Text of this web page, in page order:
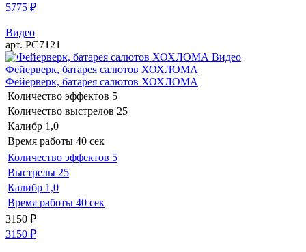
5775 ₽
Видео
арт. РС7121
Видео
Фейерверк, батарея салютов ХОХЛОМА
Фейерверк, батарея салютов ХОХЛОМА
Количество эффектов 5
Количество выстрелов 25
Калибр 1,0
Время работы 40 сек
Количество эффектов 5
Выстрелы 25
Калибр 1,0
Время работы 40 сек
3150 ₽
3150 ₽